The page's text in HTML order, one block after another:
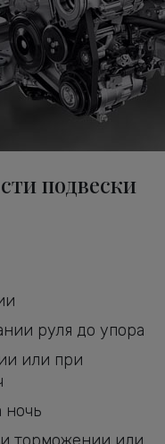
подвески
руля до упора
или при
ночь